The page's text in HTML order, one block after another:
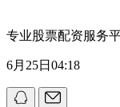
专业股票配资服务
6月25日04:18